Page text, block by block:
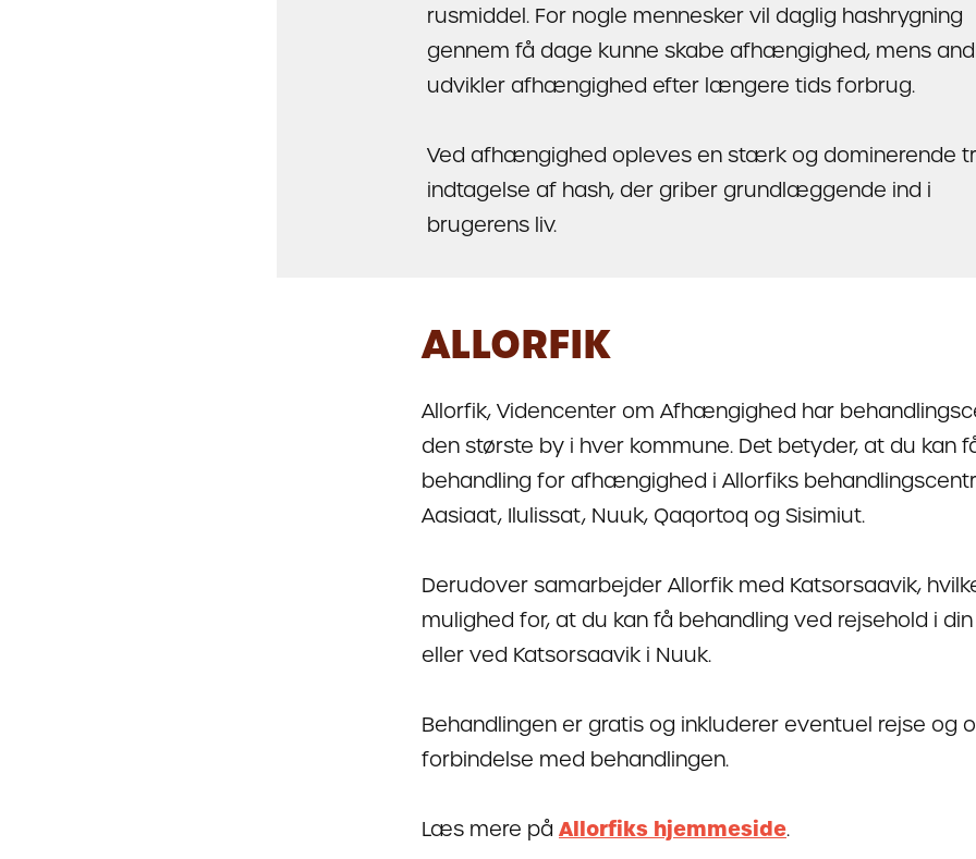
rusmiddel. For nogle mennesker vil daglig hashrygning
gennem få dage kunne skabe afhængighed, mens
udvikler afhængighed efter længere tids forbrug.
Ved afhængighed opleves en stærk og dominerende
indtagelse af hash, der griber grundlæggende ind i
brugerens liv.
ALLORFIK
Allorfik, Videncenter om Afhængighed har
den største by i hver kommune. Det betyder, at du kan
behandling for afhængighed i Allorfiks
Aasiaat, Ilulissat, Nuuk, Qaqortoq og Sisimiut.
Derudover samarbejder Allorfik med Katsorsaavik,
mulighed for, at du kan få behandling ved rejsehold i
eller ved Katsorsaavik i Nuuk.
Behandlingen er gratis og inkluderer eventuel rejse og
forbindelse med behandlingen.
Læs mere på Allorfiks hjemmeside.